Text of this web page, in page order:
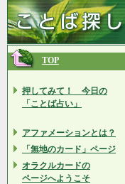
TOP
押してみて！ 今日の
「ことば占い」
アファメーションとは？
「無地のカード」ページ
オラクルカードの
ページへようこそ